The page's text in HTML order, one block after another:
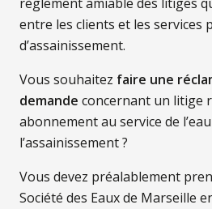
entre les clients et les services
d’assainissement.
Vous souhaitez faire une
demande concernant un litige
abonnement au service de
l’assainissement ?
Vous devez préalablement
Société des Eaux de Marseille